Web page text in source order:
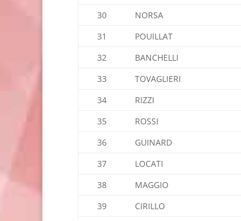
30
NORSA
31
POUILLAT
32
BANCHELLI
33
TOVAGLIERI
34
RIZZI
35
ROSSI
36
GUINARD
37
LOCATI
38
MAGGIO
39
CIRILLO